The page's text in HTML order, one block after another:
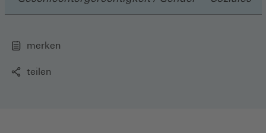
merken
teilen